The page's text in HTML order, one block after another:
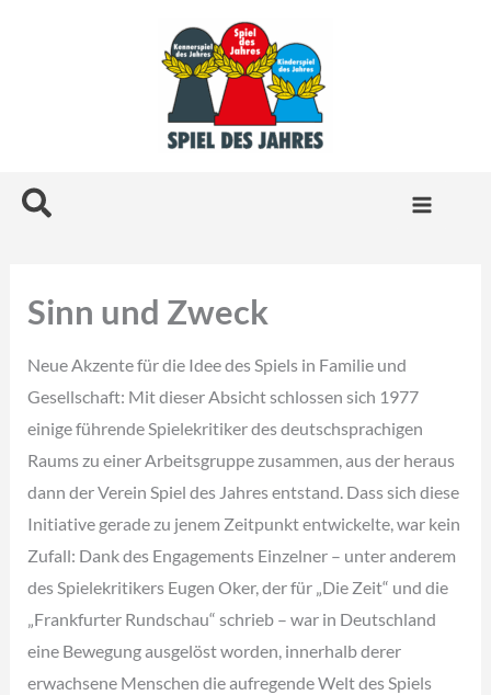
Suchen
Sinn und Zweck
Neue Akzente für die Idee des Spiels in Familie und
Gesellschaft: Mit dieser Absicht schlossen sich 1977
einige führende Spielekritiker des deutschsprachigen
Raums zu einer Arbeitsgruppe zusammen, aus der heraus
dann der Verein Spiel des Jahres entstand. Dass sich diese
Initiative gerade zu jenem Zeitpunkt entwickelte, war kein
Zufall: Dank des Engagements Einzelner – unter anderem
des Spielekritikers Eugen Oker, der für „Die Zeit“ und die
„Frankfurter Rundschau“ schrieb – war in Deutschland
eine Bewegung ausgelöst worden, innerhalb derer
erwachsene Menschen die aufregende Welt des Spiels